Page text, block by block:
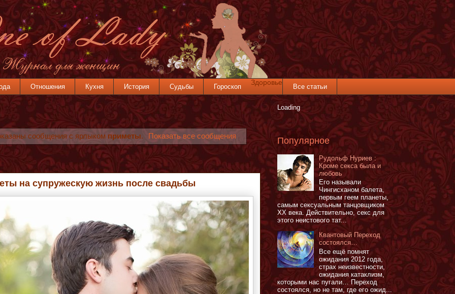
Отношения Кухня История Судьбы Гороскоп
Здоровье
Все статьи
сообщения с ярлыком приметы. Показать все сообщения
на супружескую жизнь после свадьбы
Loading
Популярное
Рудольф Нуриев :
Кроме секса была и
любовь
Его называли
Чингисханом балета,
первым геем планеты,
самым сексуальным танцовщиком
XX века. Действительно, секс для
этого неистового тат...
Квантовый Переход
состоялся…
Все ещё помнят
ожидания 2012 года,
страх неизвестности,
ожидания катаклизм,
которыми нас пугали… Переход
состоялся, но не там, где его ожид...